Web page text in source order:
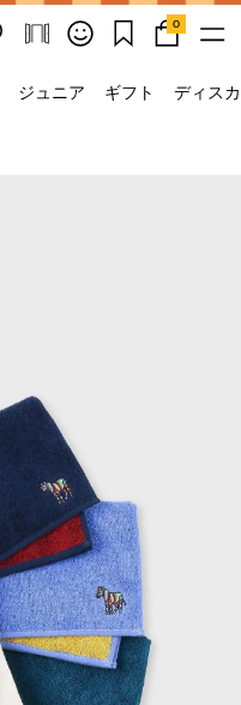
0
ジュニア ギフト ディス